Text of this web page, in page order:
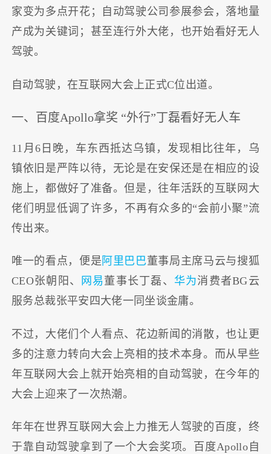
家变为多点开花；自动驾驶公司参展参会，落地量
产成为关键词；甚至连行外大佬，也开始看好无人
驾驶。
自动驾驶，在互联网大会上正式C位出道。
一、百度Apollo拿奖 “外行”丁磊看好无人车
11月6日晚，车东西抵达乌镇，发现相比往年，乌
镇依旧是严阵以待，无论是在安保还是在相应的设
施上，都做好了准备。但是，往年活跃的互联网大
佬们明显低调了许多，不再有众多的“会前小聚”流
传出来。
唯一的看点，便是 阿里巴巴董事局主席马云与搜狐
CEO张朝阳、
网易董事长丁磊、 华为消费者BG云
服务总裁张平安四大佬一同坐谈金庸。
不过，大佬们个人看点、花边新闻的消散，也让更
多的注意力转向大会上亮相的技术本身。而从早些
年互联网大会上就开始亮相的自动驾驶，在今年的
大会上迎来了一次热潮。
年年在世界互联网大会上力推无人驾驶的百度，终
于靠自动驾驶拿到了一个大会奖项。百度Apollo自